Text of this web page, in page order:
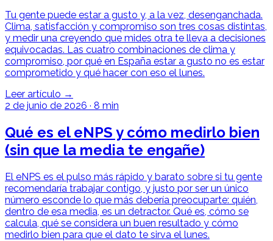
Tu gente puede estar a gusto y, a la vez, desenganchada.
Clima, satisfacción y compromiso son tres cosas distintas,
y medir una creyendo que mides otra te lleva a decisiones
equivocadas. Las cuatro combinaciones de clima y
compromiso, por qué en España estar a gusto no es estar
comprometido y qué hacer con eso el lunes.
Leer artículo →
2 de junio de 2026 · 8 min
Qué es el eNPS y cómo medirlo bien
(sin que la media te engañe)
El eNPS es el pulso más rápido y barato sobre si tu gente
recomendaría trabajar contigo, y justo por ser un único
número esconde lo que más debería preocuparte: quién,
dentro de esa media, es un detractor. Qué es, cómo se
calcula, qué se considera un buen resultado y cómo
medirlo bien para que el dato te sirva el lunes.